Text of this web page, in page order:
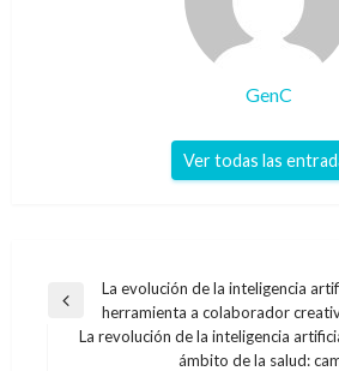
GenC
Ver todas las
Navegación
Entrada
anterior
La evolución de la inteligencia
herramienta a colaborador
La revolución de la inteligencia
ámbito de la salud: